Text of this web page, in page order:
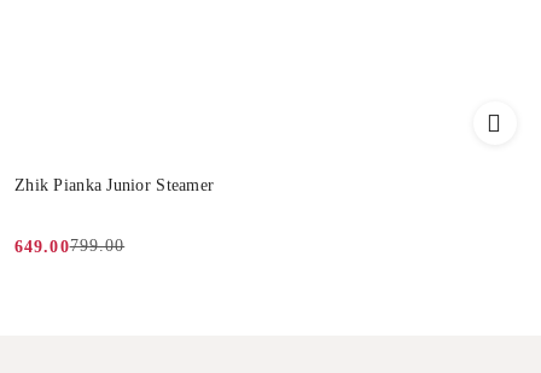
Zhik Pianka Junior Steamer
Cena
649.00
Cena
799.00